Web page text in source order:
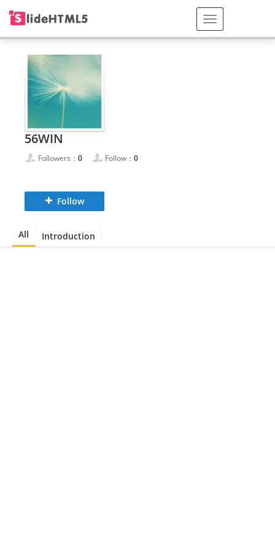
56WIN
Followers： 0 Follow： 0
Follow
All Introduction